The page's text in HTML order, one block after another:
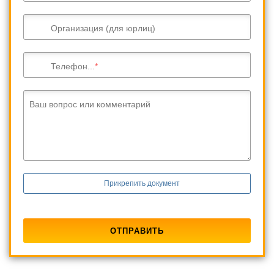
Организация (для юрлиц)
Телефон...
Ваш вопрос или комментарий
Прикрепить документ